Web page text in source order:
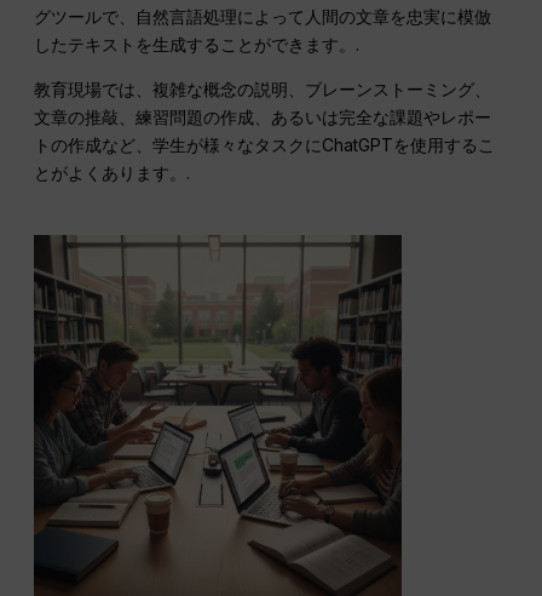
グツールで、自然言語処理によって人間の文章を忠実に模倣
したテキストを生成することができます。.
教育現場では、複雑な概念の説明、ブレーンストーミング、
文章の推敲、練習問題の作成、あるいは完全な課題やレポー
トの作成など、学生が様々なタスクにChatGPTを使用するこ
とがよくあります。.